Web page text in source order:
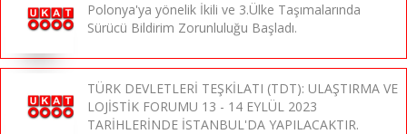
Polonya'ya yönelik İkili ve 3.Ülke Taşımalarında
Sürücü Bildirim Zorunluluğu Başladı.
TÜRK DEVLETLERİ TEŞKİLATI (TDT): ULAŞTIRMA VE
LOJİSTİK FORUMU 13 - 14 EYLÜL 2023
TARİHLERİNDE İSTANBUL'DA YAPILACAKTIR.